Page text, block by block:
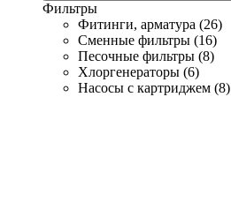
Фильтры
Фитинги, арматура (26)
Сменные фильтры (16)
Песочные фильтры (8)
Хлоргенераторы (6)
Насосы с картриджем (8)